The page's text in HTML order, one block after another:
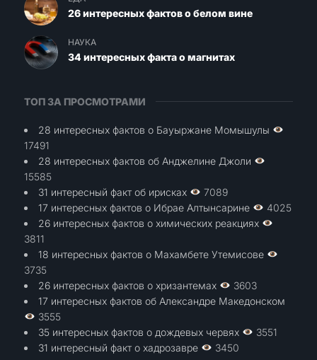
26 интересных фактов о белом вине
НАУКА
34 интересных факта о магнитах
ТОП ЗА ПРОСМОТРАМИ
28 интересных фактов о Бауыржане Момышулы
17491
28 интересных фактов об Анджелине Джоли
15585
31 интересный факт об ирисках
7089
17 интересных фактов о Ибрае Алтынсарине
4025
26 интересных фактов о химических реакциях
3811
18 интересных фактов о Махамбете Утемисове
3735
26 интересных фактов о хризантемах
3603
17 интересных фактов об Александре Македонском
3555
35 интересных фактов о дождевых червях
3551
31 интересный факт о хадрозавре
3450